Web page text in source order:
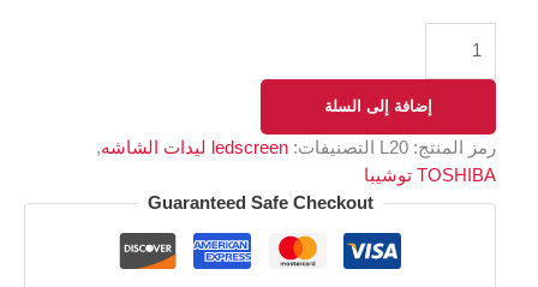
إضافة إلى السلة
رمز المنتج: L20 التصنيفات: ledscreen ليدات الشاشه
,
TOSHIBA توشيبا
Guaranteed Safe Checkout